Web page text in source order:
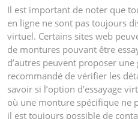
Il est important de noter que
en ligne ne sont pas toujours
virtuel. Certains sites web
de montures pouvant être
d’autres peuvent proposer
recommandé de vérifier les
savoir si l’option d’essayage
où une monture spécifique ne
il est toujours possible de